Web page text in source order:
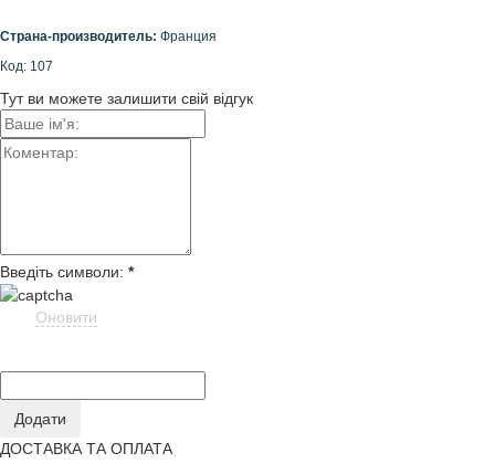
Страна-производитель: Франция
Код: 107
Тут ви можете залишити свій відгук
Введіть символи: *
Оновити
ДОСТАВКА ТА ОПЛАТА